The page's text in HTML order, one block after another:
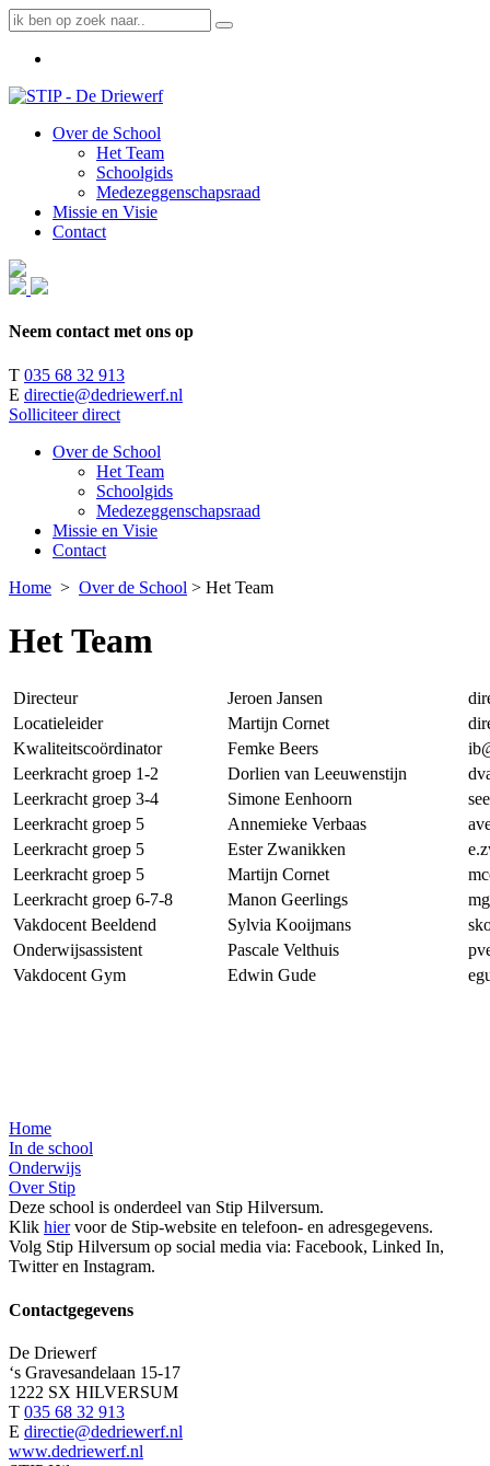
Over de School
Het Team
Schoolgids
Medezeggenschapsraad
Missie en Visie
Contact
Neem contact met ons op
T 035 68 32 913
E directie@dedriewerf.nl
Solliciteer direct
Over de School
Het Team
Schoolgids
Medezeggenschapsraad
Missie en Visie
Contact
Home > Over de School > Het Team
Het Team
Directeur Jeroen Jansen
Locatieleider
Martijn Cornet
Kwaliteitscoördinator
Femke Beers
Leerkracht groep 1-2
Dorlien van Leeuwenstijn
Leerkracht groep 3-4
Simone Eenhoorn
Leerkracht groep 5
Annemieke Verbaas
Leerkracht groep 5
Ester Zwanikken
Leerkracht groep 5
Martijn Cornet
Leerkracht groep 6-7-8
Manon Geerlings
Vakdocent Beeldend
Sylvia Kooijmans
Onderwijsassistent
Pascale Velthuis
Vakdocent Gym
Edwin Gude
Home
In de school
Onderwijs
Over Stip
Deze school is onderdeel van Stip Hilversum.
Klik hiervoor de Stip-website en telefoon- en adresgegevens.
Volg Stip Hilversum op social media via: Facebook, Linked In,
Twitter en Instagram.
Contactgegevens
De Driewerf
‘s Gravesandelaan 15-17
1222 SX HILVERSUM
T 035 68 32 913
E directie@dedriewerf.nl
www.dedriewerf.nl